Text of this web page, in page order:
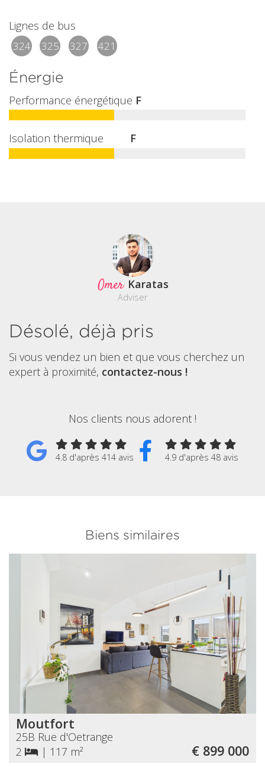
Lignes de bus
324 325 327 421
Énergie
Performance énergétique F
Isolation thermique F
Omer Karatas
Adviser
Désolé, déjà pris
Si vous vendez un bien et que vous cherchez un
expert à proximité, contactez-nous !
Nos clients nous adorent !
4.8 d'après 414 avis 4.9 d'après 48 avis
Biens similaires
Moutfort
25B Rue d'Oetrange
2
| 117 m² € 899 000